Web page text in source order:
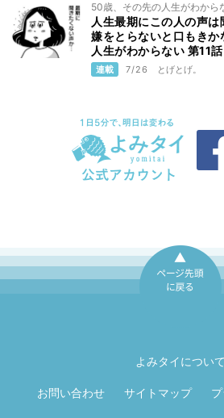
50歳、その先の人生がわから
人生最期にこの人の声
嫌をとらないと口もき
人生がわからない 第11話
連載 7/26 とげとげ。
よみタイについて
お問い合わせ サイトマップ